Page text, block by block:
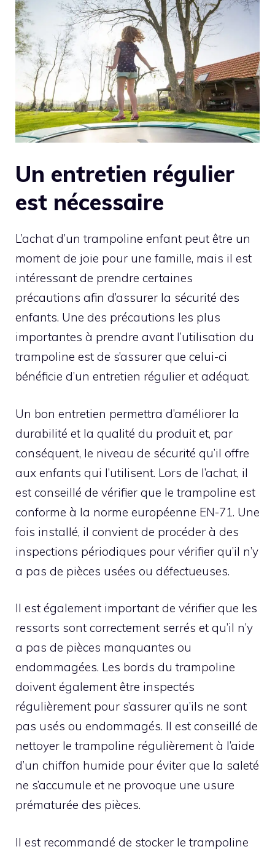
Un entretien régulier
est nécessaire
L’achat d’un trampoline enfant peut être un
moment de joie pour une famille, mais il est
intéressant de prendre certaines
précautions afin d’assurer la sécurité des
enfants. Une des précautions les plus
importantes à prendre avant l’utilisation du
trampoline est de s’assurer que celui-ci
bénéficie d’un entretien régulier et adéquat.
Un bon entretien permettra d’améliorer la
durabilité et la qualité du produit et, par
conséquent, le niveau de sécurité qu’il offre
aux enfants qui l’utilisent. Lors de l’achat, il
est conseillé de vérifier que le trampoline est
conforme à la norme européenne EN-71. Une
fois installé, il convient de procéder à des
inspections périodiques pour vérifier qu’il n’y
a pas de pièces usées ou défectueuses.
Il est également important de vérifier que les
ressorts sont correctement serrés et qu’il n’y
a pas de pièces manquantes ou
endommagées. Les bords du trampoline
doivent également être inspectés
régulièrement pour s’assurer qu’ils ne sont
pas usés ou endommagés. Il est conseillé de
nettoyer le trampoline régulièrement à l’aide
d’un chiffon humide pour éviter que la saleté
ne s’accumule et ne provoque une usure
prématurée des pièces.
Il est recommandé de stocker le trampoline